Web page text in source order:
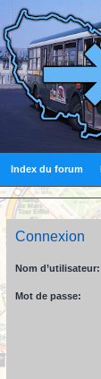
Index du forum
Connexion
Nom d’utilisateur:
Mot de passe: